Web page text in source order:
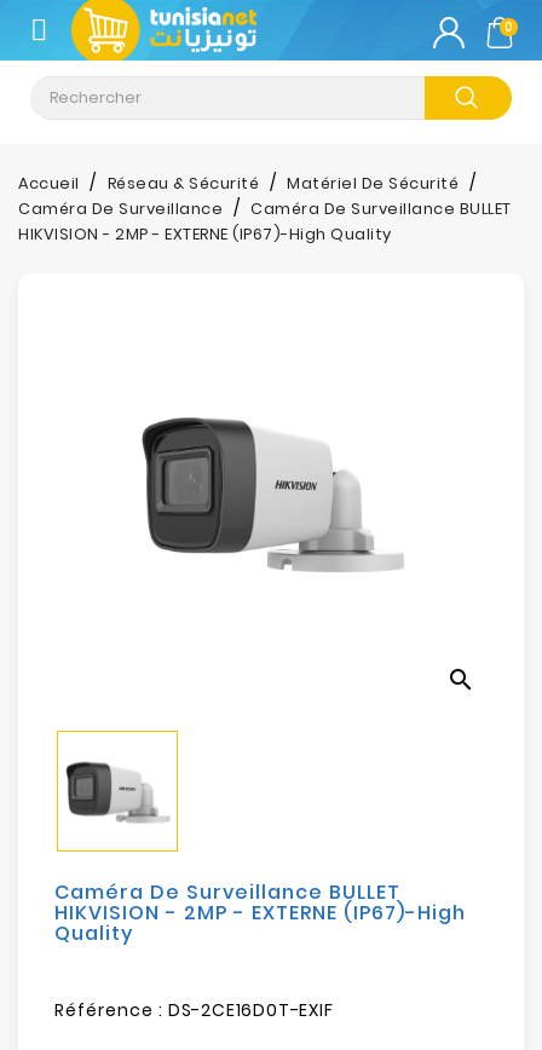
CATÉGORIE
Climatisation
Informatique
Téléphonie
Sécurité
Mobilités
Loisirs
0
Accueil Réseau & Sécurité
Matériel De Sécurité
Caméra De Surveillance
Caméra De Surveillance BULLET
HIKVISION - 2MP - EXTERNE (IP67)-High Quality
search
Caméra De Surveillance BULLET
HIKVISION - 2MP - EXTERNE (IP67)-High
Quality
Référence : DS-2CE16D0T-EXIF